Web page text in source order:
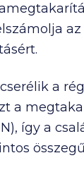
az
a
a
így a